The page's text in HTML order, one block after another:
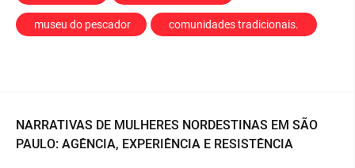
museu do pescador comunidades tradicionais.
NARRATIVAS DE MULHERES NORDESTINAS EM SÃO
PAULO: AGÊNCIA, EXPERIÊNCIA E RESISTÊNCIA